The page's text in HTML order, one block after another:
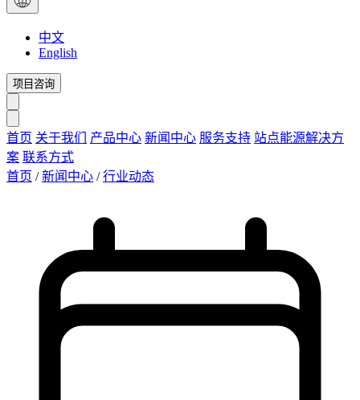
中文
English
项目咨询
首页 关于我们 产品中心 新闻中心 服务支持 站点能源解决方
案 联系方式
首页 / 新闻中心 / 行业动态